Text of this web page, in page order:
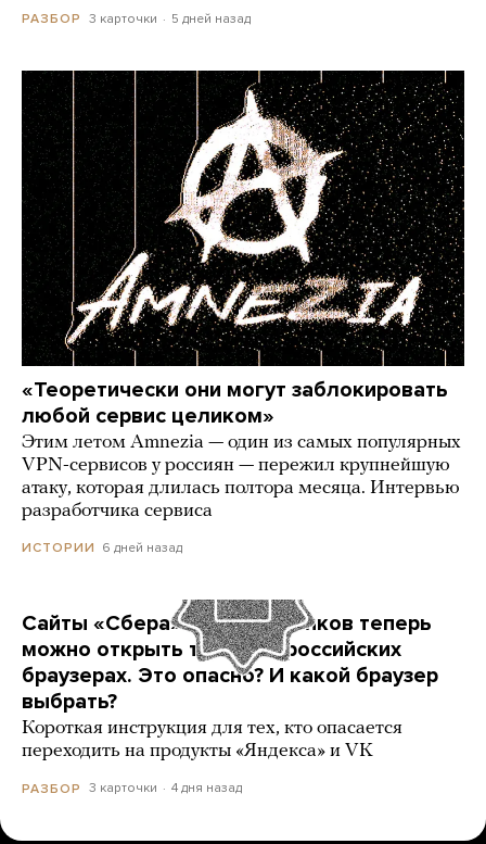
РАЗБОР 3 карточки 5 дней назад
«Теоретически они могут заблокировать
любой сервис целиком»
Этим летом Amnezia — один из самых популярных
VPN-сервисов у россиян — пережил крупнейшую
атаку, которая длилась полтора месяца. Интервью
разработчика сервиса
ИСТОРИИ 6 дней назад
Сайты «Сбера» и других банков теперь
можно открыть только в российских
браузерах. Это опасно? И какой браузер
выбрать?
Короткая инструкция для тех, кто опасается
переходить на продукты «Яндекса» и VK
РАЗБОР 3 карточки 4 дня назад